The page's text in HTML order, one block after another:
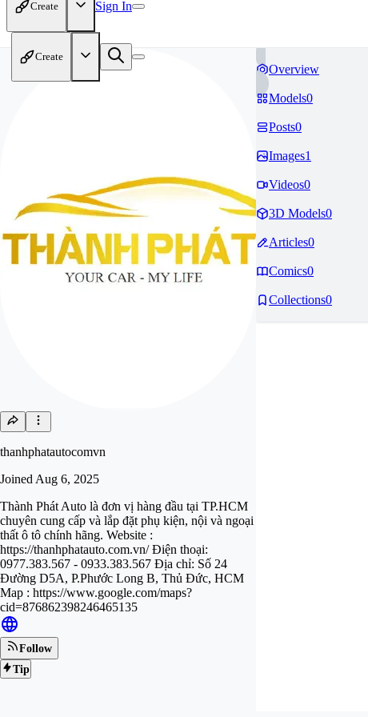
Create Sign In
Create
thanhphatautocomvn
Joined Aug 6, 2025
Thành Phát Auto là đơn vị hàng đầu tại TP.HCM
chuyên cung cấp và lắp đặt phụ kiện, nội và ngoại
thất ô tô chính hãng. Website :
https://thanhphatauto.com.vn/ Điện thoại:
0977.383.567 - 0933.383.567 Địa chỉ: Số 24
Đường D5A, P.Phước Long B, Thủ Đức, HCM
Map : https://www.google.com/maps?
cid=876862398246465135
Follow
Tip
Overview
Models0
Posts0
Images1
Videos0
3D Models0
Articles0
Comics0
Collections0